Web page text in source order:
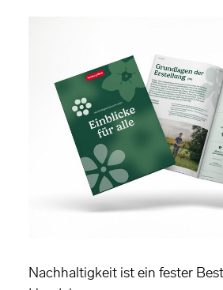
Nachhaltigkeit ist ein fester